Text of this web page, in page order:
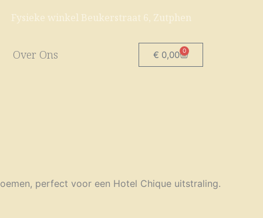
Fysieke winkel Beukerstraat 6, Zutphen
Over Ons € 0,00 0
Winkelwagen
perfect voor een Hotel Chique uitstraling.